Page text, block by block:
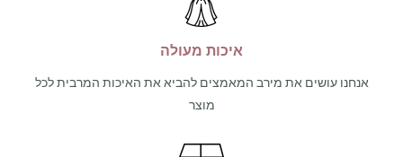
איכות מעולה
אנחנו עושים את מירב המאמצים להביא את האיכות המרבית לכל
מוצר